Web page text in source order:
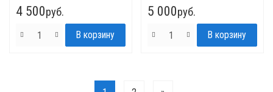
4 500руб. 5 000руб.